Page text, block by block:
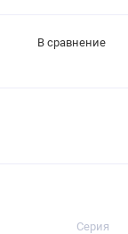
В сравнение
Серия